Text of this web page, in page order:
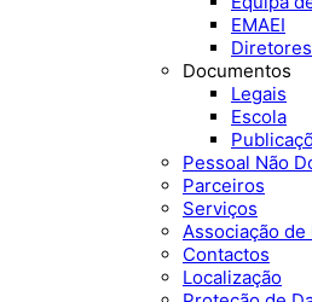
EMAEI
Documentos
Legais
Escola
Pessoal Não
Parceiros
Serviços
Associação
Contactos
Localização